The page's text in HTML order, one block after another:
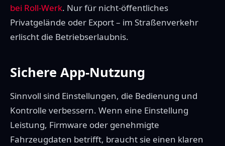
bei Roll-Werk. Nur für nicht-öffentliches
Privatgelände oder Export – im Straßenverkehr
erlischt die Betriebserlaubnis.
Sichere App-Nutzung
Sinnvoll sind Einstellungen, die Bedienung und
Kontrolle verbessern. Wenn eine Einstellung
Leistung, Firmware oder genehmigte
Fahrzeugdaten betrifft, braucht sie einen klaren